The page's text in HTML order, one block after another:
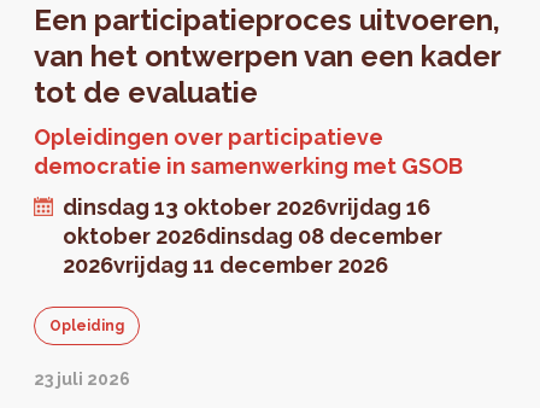
Een participatieproces uitvoeren,
van het ontwerpen van een kader
tot de evaluatie
Opleidingen over participatieve
democratie in samenwerking met GSOB
dinsdag 13 oktober 2026vrijdag 16
oktober 2026dinsdag 08 december
2026vrijdag 11 december 2026
Opleiding
23 juli 2026